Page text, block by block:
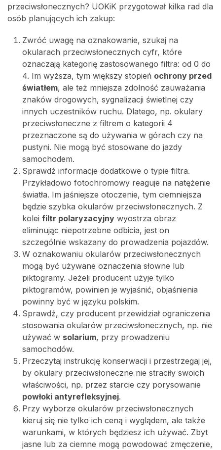
przeciwsłonecznych? UOKiK przygotował kilka rad dla
osób planujących ich zakup:
Zwróć uwagę na oznakowanie, szukaj na
okularach przeciwsłonecznych cyfr, które
oznaczają kategorię zastosowanego filtra: od 0 do
4. Im wyższa, tym większy stopień ochrony przed
światłem, ale też mniejsza zdolność zauważania
znaków drogowych, sygnalizacji świetlnej czy
innych uczestników ruchu. Dlatego, np. okulary
przeciwsłoneczne z filtrem o kategorii 4
przeznaczone są do używania w górach czy na
pustyni. Nie mogą być stosowane do jazdy
samochodem.
Sprawdź informacje dodatkowe o typie filtra.
Przykładowo fotochromowy reaguje na natężenie
światła. Im jaśniejsze otoczenie, tym ciemniejsza
będzie szybka okularów przeciwsłonecznych. Z
kolei filtr polaryzacyjny wyostrza obraz
eliminując niepotrzebne odbicia, jest on
szczególnie wskazany do prowadzenia pojazdów.
W oznakowaniu okularów przeciwsłonecznych
mogą być używane oznaczenia słowne lub
piktogramy. Jeżeli producent użyje tylko
piktogramów, powinien je wyjaśnić, objaśnienia
powinny być w języku polskim.
Sprawdź, czy producent przewidział ograniczenia
stosowania okularów przeciwsłonecznych, np. nie
używać w solarium, przy prowadzeniu
samochodów.
Przeczytaj instrukcję konserwacji i przestrzegaj jej,
by okulary przeciwsłoneczne nie straciły swoich
właściwości, np. przez starcie czy porysowanie
powłoki antyrefleksyjnej.
Przy wyborze okularów przeciwsłonecznych
kieruj się nie tylko ich ceną i wyglądem, ale także
warunkami, w których będziesz ich używać. Zbyt
jasne lub za ciemne mogą powodować zmęczenie,